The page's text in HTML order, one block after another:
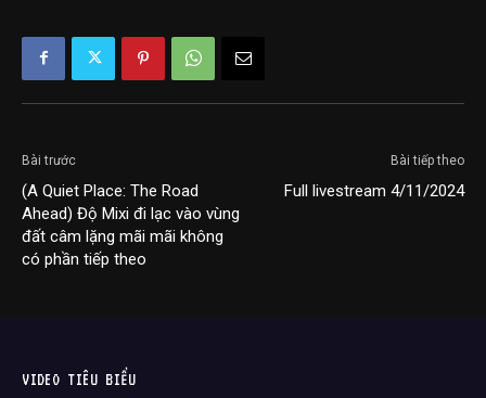
Bài trước
(A Quiet Place: The Road
Ahead) Độ Mixi đi lạc vào vùng
đất câm lặng mãi mãi không
có phần tiếp theo
Bài tiếp theo
Full livestream 4/11/2024
VIDEO TIÊU BIỂU